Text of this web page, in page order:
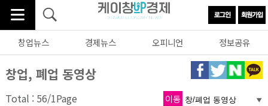
창업뉴스 경제뉴스 오피니언 정보공유
창업, 폐업 동영상
Total : 56/1Page 이동